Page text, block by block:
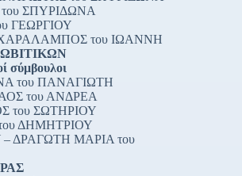
ΣΠΥΡΙΔΩΝΑ
ΓΕΩΡΓΙΟΥ
του ΙΩΑΝΝΗ
σύμβουλοι
του ΠΑΝΑΓΙΩΤΗ
του ΑΝΔΡΕΑ
του ΣΩΤΗΡΙΟΥ
ΔΗΜΗΤΡΙΟΥ
ΔΡΑΓΩΤΗ ΜΑΡΙΑ του